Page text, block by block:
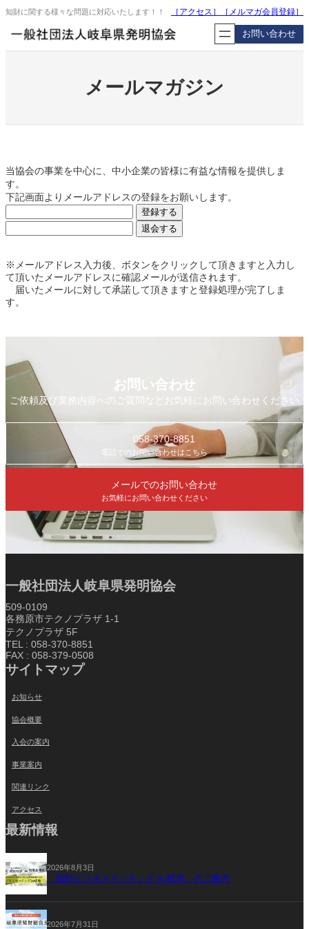
内
を
ス
知財に関する様々な問題に対応いたします！！ ［アクセス］ ［ メルマガ会員登録］
お問い合わせ
メールマガジン
当協会の事業を中心に、中小企業の皆様に有益な情報を提供しま
す。
下記画面よりメールアドレスの登録をお願いします。
※メールアドレス入力後、ボタンをクリックして頂きますと入力し
て頂いたメールアドレスに確認メールが送信されます。
届いたメールに対して承諾して頂きますと登録処理が完了しま
す。
お問い合わせ
ご依頼及び業務内容へのご質問などお気軽にお問い合わせください
058-370-8851
電話でのお問い合わせはこちら
メールでのお問い合わせ
お気軽にお問い合わせください
一般社団法人岐阜県発明協会
509-0109
各務原市テクノプラザ 1-1
テクノプラザ 5F
TEL : 058-370-8851
FAX : 058-379-0508
サイトマップ
お知らせ
協会概要
入会の案内
事業案内
関連リンク
アクセス
最新情報
2026年8月3日
「知財ビジネスマッチング in 岐阜」のご案内
2026年7月31日